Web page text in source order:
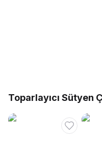
Toparlayıcı Sütyen